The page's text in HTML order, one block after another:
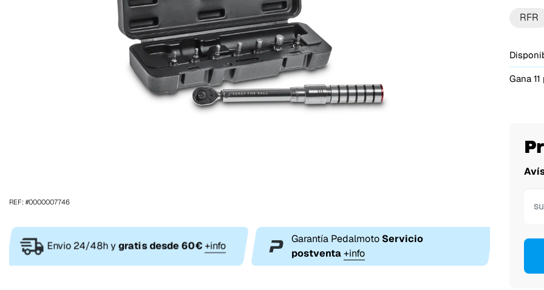
RFR
Gana
REF: #0000007746
Envio 24/48h ygratis desde 60€ +info
Garantía Pedalmoto Servicio
postventa +info